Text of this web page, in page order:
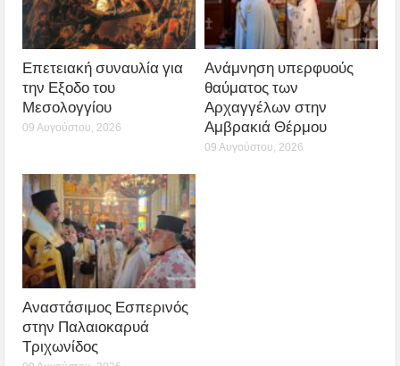
Επετειακή συναυλία για
την Εξοδο του
Μεσολογγίου
09 Αυγούστου, 2026
Ανάμνηση υπερφυούς
θαύματος των
Αρχαγγέλων στην
Αμβρακιά Θέρμου
09 Αυγούστου, 2026
Αναστάσιμος Εσπερινός
στην Παλαιοκαρυά
Τριχωνίδος